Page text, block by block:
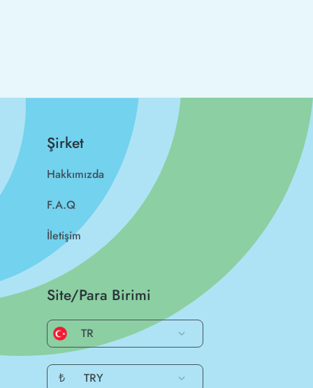
Şirket
Hakkımızda
F.A.Q
İletişim
Site/Para Birimi
TR
₺ TRY